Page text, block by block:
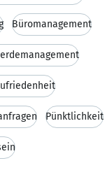
Büromanagement
Pünktlichkeit